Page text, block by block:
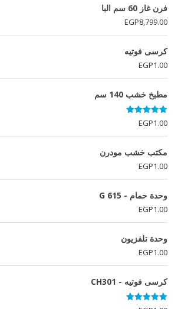
فرن غاز 60 سم البا
EGP8,799.00
كرسى فوتيه
EGP1.00
مطبخ خشب 140 سم
تم التقييم
5.00
من 5
EGP1.00
مكتب خشب مودرن
EGP1.00
وحدة حمام - G 615
EGP1.00
وحدة تلفزيون
EGP1.00
كرسى فوتيه - CH301